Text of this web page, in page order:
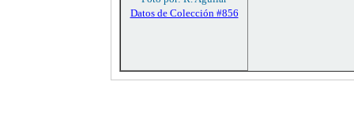
Datos de Colección #856